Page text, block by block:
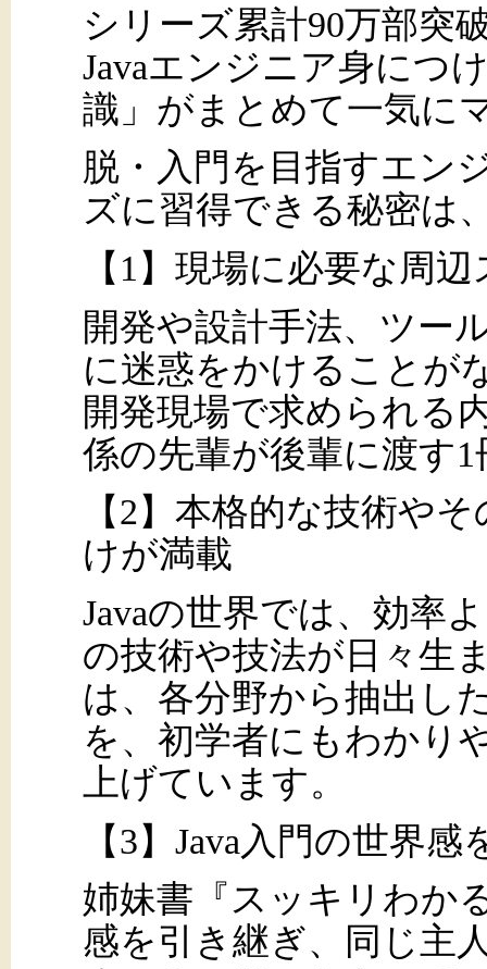
シリーズ累計90万部突
Javaエンジニア身につ
識」がまとめて一気に
脱・入門を目指すエン
ズに習得できる秘密は
【1】現場に必要な周
開発や設計手法、ツー
に迷惑をかけることが
開発現場で求められる
係の先輩が後輩に渡す
【2】本格的な技術や
けが満載
Javaの世界では、効率
の技術や技法が日々生
は、各分野から抽出し
を、初学者にもわかり
上げています。
【3】Java入門の世界
姉妹書『スッキリわか
感を引き継ぎ、同じ主